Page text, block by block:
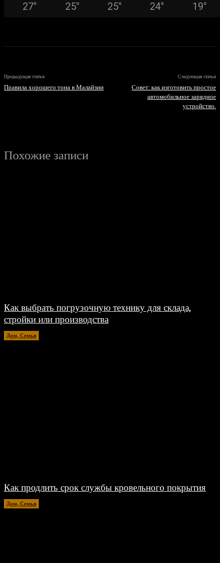
27° 25° 25° 24° 19°
Предыдущая статья
Правила хорошего тона в Малайзии
Следующая статья
Совет: как изготовить простое
автомобильное зарядное
устройство.
Похожие записи
Как выбрать погрузочную технику для склада,
стройки или производства
Дом, Семья
Как продлить срок службы кровельного покрытия
Дом, Семья